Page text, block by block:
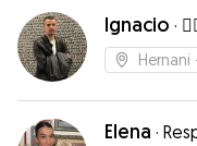
han acompañado de
contactar
Gracias !”
Ignacio ·
Hernani
Elena ·